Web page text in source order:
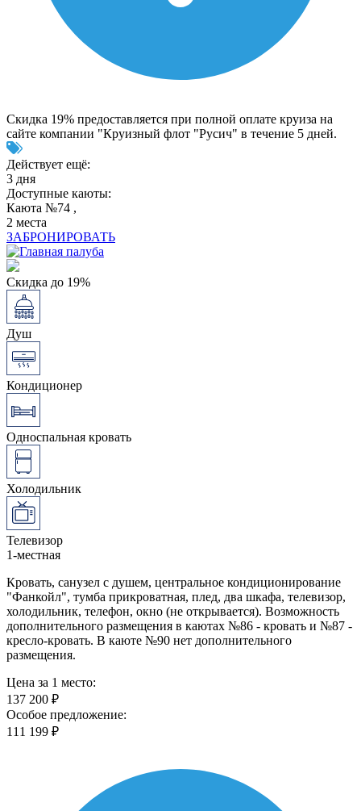
Скидка 19% предоставляется при полной оплате круиза на
сайте компании "Круизный флот "Русич" в течение 5 дней.
Действует ещё:
3 дня
Доступные каюты:
Каюта №74 ,
2 места
ЗАБРОНИРОВАТЬ
Скидка до 19%
Душ
Кондиционер
Односпальная кровать
Холодильник
Телевизор
1-местная
Кровать, санузел с душем, центральное кондиционирование
"Фанкойл", тумба прикроватная, плед, два шкафа, телевизор,
холодильник, телефон, окно (не открывается). Возможность
дополнительного размещения в каютах №86 - кровать и №87 -
кресло-кровать. В каюте №90 нет дополнительного
размещения.
Цена за 1 место:
137 200 ₽
Особое предложение:
111 199 ₽